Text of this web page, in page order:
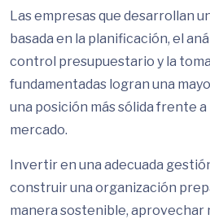
Las empresas que desarrollan
basada en la planificación, el
control presupuestario y la
fundamentadas logran una
una posición más sólida frente a
mercado.
Invertir en una adecuada
construir una organización
manera sostenible, aprovechar